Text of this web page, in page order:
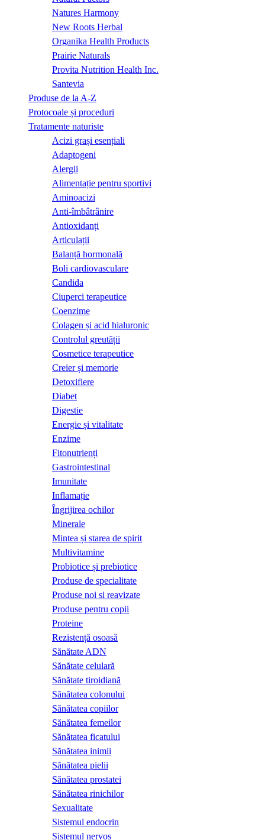
Natures Harmony
New Roots Herbal
Organika Health Products
Prairie Naturals
Provita Nutrition Health Inc.
Santevia
Produse de la A-Z
Protocoale și proceduri
Tratamente naturiste
Acizi grași esențiali
Adaptogeni
Alergii
Alimentație pentru sportivi
Aminoacizi
Anti-îmbâtrânire
Antioxidanți
Articulații
Balanță hormonală
Boli cardiovasculare
Candida
Ciuperci terapeutice
Coenzime
Colagen și acid hialuronic
Controlul greutății
Cosmetice terapeutice
Creier și memorie
Detoxifiere
Diabet
Digestie
Energie și vitalitate
Enzime
Fitonutrienți
Gastrointestinal
Imunitate
Inflamație
Îngrijirea ochilor
Minerale
Mintea și starea de spirit
Multivitamine
Probiotice și prebiotice
Produse de specialitate
Produse noi si reavizate
Produse pentru copii
Proteine
Rezistență osoasă
Sănătate ADN
Sănătate celulară
Sănătate tiroidiană
Sănătatea colonului
Sănătatea copiilor
Sănătatea femeilor
Sănătatea ficatului
Sănătatea inimii
Sănătatea pielii
Sănătatea prostatei
Sănătatea rinichilor
Sexualitate
Sistemul endocrin
Sistemul nervos